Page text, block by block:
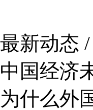
最新动态
中国经济
为什么外